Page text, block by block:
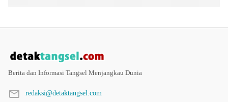
Berita dan Informasi Tangsel Menjangkau Dunia
redaksi@detaktangsel.com